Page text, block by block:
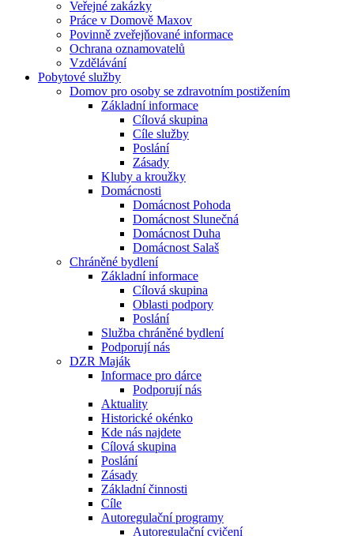
Veřejné zakázky
Práce v Domově Maxov
Povinně zveřejňované informace
Ochrana oznamovatelů
Vzdělávání
Pobytové služby
Domov pro osoby se zdravotním postižením
Základní informace
Cílová skupina
Cíle služby
Poslání
Zásady
Kluby a kroužky
Domácnosti
Domácnost Pohoda
Domácnost Slunečná
Domácnost Duha
Domácnost Salaš
Chráněné bydlení
Základní informace
Cílová skupina
Oblasti podpory
Poslání
Služba chráněné bydlení
Podporují nás
DZR Maják
Informace pro dárce
Podporují nás
Aktuality
Historické okénko
Kde nás najdete
Cílová skupina
Poslání
Zásady
Základní činnosti
Cíle
Autoregulační programy
Autoregulační cvičení